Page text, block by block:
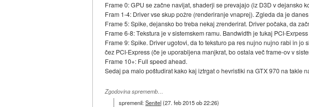
Frame 0: GPU se začne navijat, shaderji se prevajajo (iz D3D v dejansko
Fram 1-4: Driver vse skup požre (renderiranje vnaprej). Zgleda da je
Frame 5: Spike, dejansko bo treba nekaj zrenderirat. Driver počaka, da
Frame 6-8: Tekstura je v sistemskem ramu. Bandwidth je tukaj PCI-
Frame 9: Spike. Driver ugotovi, da to teksturo pa res nujno nujno rabi in
čez PCI-Express (če je uporabljena manjkrat, bo ostala več frame-ov v
Frame 10+: Full speed ahead.
Sedaj pa malo poštudirat kako kaj iztrgat o hevristiki na GTX 970 na takle
Zgodovina sprememb…
spremenil:Senitel(27. feb 2015 ob 22:26)